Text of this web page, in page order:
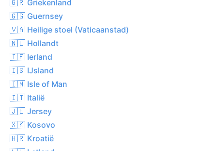
🇬🇷 Griekenland
🇬🇬 Guernsey
🇻🇦 Heilige stoel (Vaticaanstad)
🇳🇱 Hollandt
🇮🇪 Ierland
🇮🇸 IJsland
🇮🇲 Isle of Man
🇮🇹 Italië
🇯🇪 Jersey
🇽🇰 Kosovo
🇭🇷 Kroatië